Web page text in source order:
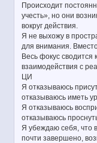
Происходит
учесть», но они
вокруг действия.
Я не выхожу в
для внимания.
Весь фокус
взаимодействия с
ЦИ
Я отказываюсь
отказываюсь иметь
Я отказываюсь
отказываюсь
Я убеждаю себя, что
почти завершено,